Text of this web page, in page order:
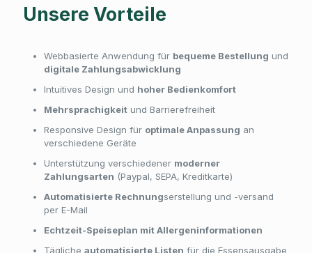
Unsere Vorteile
Webbasierte Anwendung für bequeme Bestellung und
digitale Zahlungsabwicklung
Intuitives Design und hoher Bedienkomfort
Mehrsprachigkeit und Barrierefreiheit
Responsive Design für optimale Anpassung an
verschiedene Geräte
Unterstützung verschiedener moderner
Zahlungsarten (Paypal, SEPA, Kreditkarte)
Automatisierte Rechnungserstellung und -versand
per E-Mail
Echtzeit-Speiseplan mit Allergeninformationen
Tägliche automatisierte Listen für die Essensausgabe